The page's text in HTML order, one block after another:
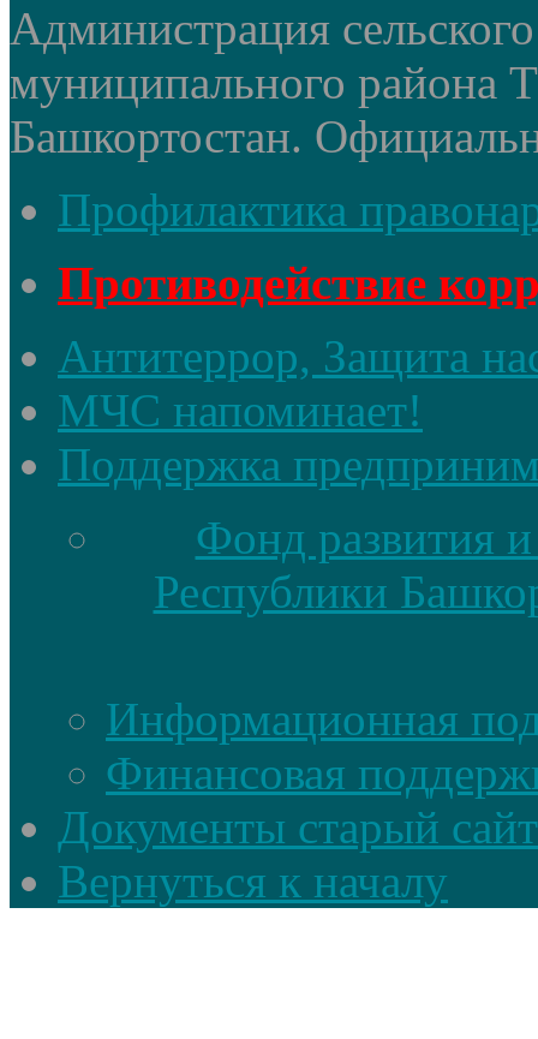
Администрация
муниципального района
Башкортостан.
Профилактика
Противодействие
Антитеррор, Защита
МЧС напоминает!
Поддержка
Фонд развития
Республики
Информационная
Финансовая
Документы старый сайт
Вернуться к началу